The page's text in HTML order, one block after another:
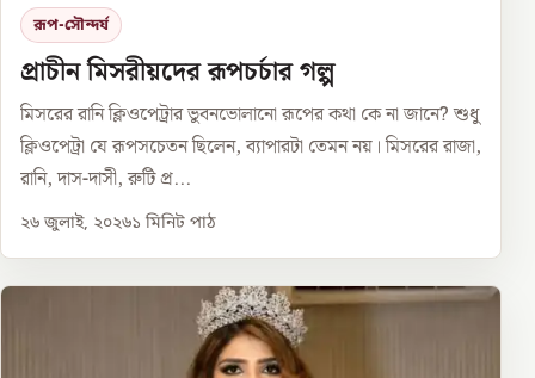
রূপ-সৌন্দর্য
প্রাচীন মিসরীয়দের রূপচর্চার গল্প
মিসরের রানি ক্লিওপেট্রার ভুবনভোলানো রূপের কথা কে না জানে? শুধু
ক্লিওপেট্রা যে রূপসচেতন ছিলেন, ব্যাপারটা তেমন নয়। মিসরের রাজা,
রানি, দাস-দাসী, রুটি প্র...
২৬ জুলাই, ২০২৬১ মিনিট পাঠ